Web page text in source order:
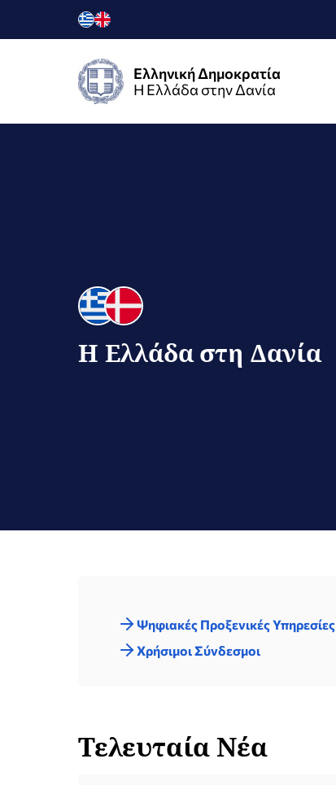
Ελληνική Δημοκρατία
Η Ελλάδα στην Δανία
Η Ελλάδα στη Δανία
Ψηφιακές Προξενικές Υπηρεσίες
Χρήσιμοι Σύνδεσμοι
Τελευταία Νέα